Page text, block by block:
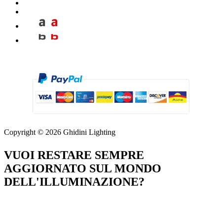
Copyright © 2026 Ghidini Lighting
VUOI RESTARE SEMPRE
AGGIORNATO SUL MONDO
DELL'ILLUMINAZIONE?